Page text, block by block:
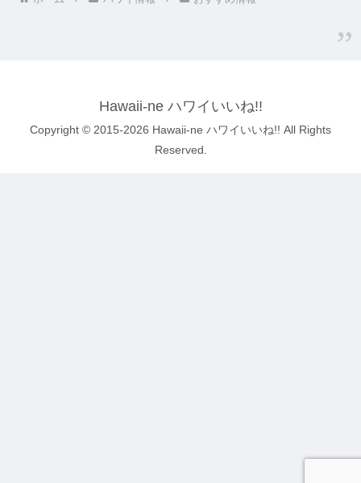
Hawaii-ne ハワイいいね!!
Copyright © 2015-2026 Hawaii-ne ハワイいいね!! All Rights
Reserved.